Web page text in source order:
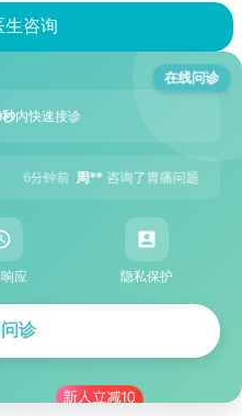
生咨询
在线问诊
秒内快速接诊
题 8分钟前 王** 咨询了头痛问题
应 隐私保护
诊